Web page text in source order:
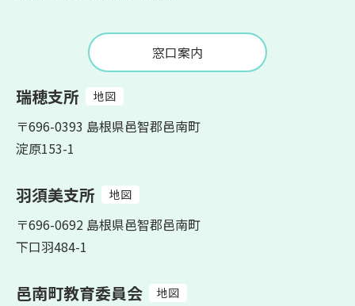
窓口案内
瑞穂支所 地図
〒696-0393 島根県邑智郡邑南町
淀原153-1
羽須美支所 地図
〒696-0692 島根県邑智郡邑南町
下口羽484-1
邑南町教育委員会 地図